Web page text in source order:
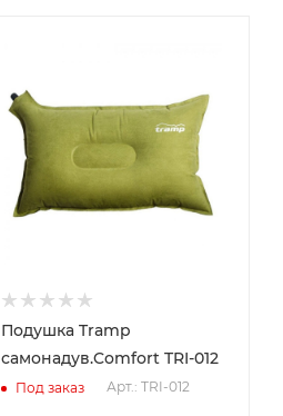
Подушка Tramp
самонадув.Comfort TRI-012
Под заказ Арт.: TRI-012